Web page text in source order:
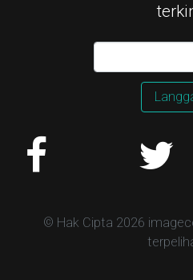
© Hak Cipta 2026